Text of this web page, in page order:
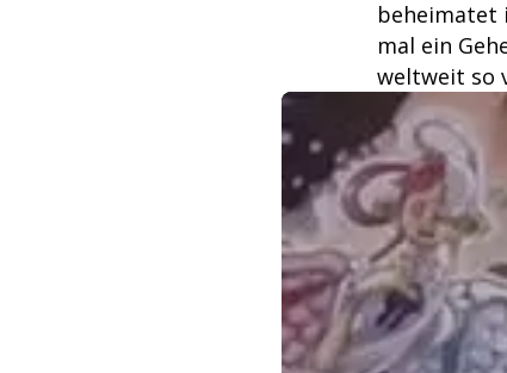
beheimatet
mal ein
weltweit so